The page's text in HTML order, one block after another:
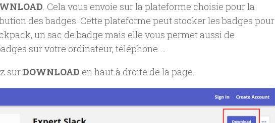
. Cela vous envoie sur la plateforme choisie pour la
des badges. Cette plateforme peut stocker les badges pour
un sac de badge mais elle vous permet aussi de
sur votre ordinateur, téléphone …
surDOWNLOAD en haut à droite de la page.